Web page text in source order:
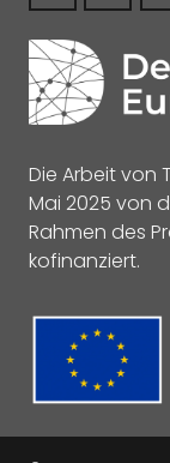
Die Arbeit von
Mai 2025 von
Rahmen des
kofinanziert.